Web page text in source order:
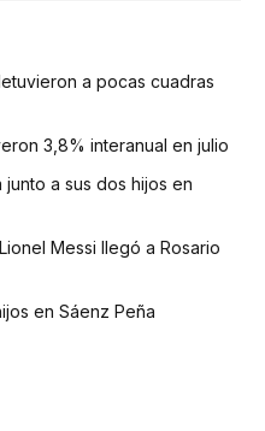
a pocas cuadras
3,8% interanual en julio
a sus dos hijos en
Messi llegó a Rosario
en Sáenz Peña